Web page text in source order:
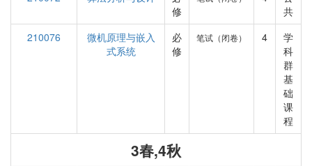
修
共
210076
微机原理与嵌入
式系统
必
修
笔试（闭卷） 4
学
科
群
基
础
课
程
3春,4秋